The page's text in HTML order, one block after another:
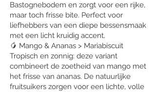
Bastognebodem en zorgt voor een rijke,
maar toch frisse bite. Perfect voor
liefhebbers van een diepe bessensmaak
met een licht kruidig accent.
🥭 Mango & Ananas > Mariabiscuit
Tropisch en zonnig: deze variant
combineert de zoetheid van mango met
het frisse van ananas. De natuurlijke
fruitsuikers zorgen voor een lichte, volle